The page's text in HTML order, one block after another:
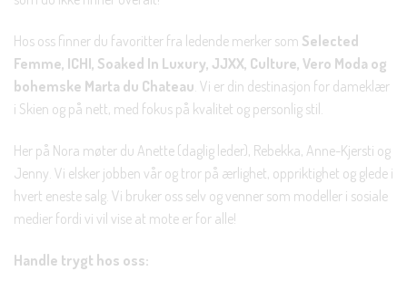
Hos oss finner du favoritter fra ledende merker som Selected
Femme, ICHI, Soaked In Luxury, JJXX, Culture, Vero Moda og
bohemske Marta du Chateau . Vi er din destinasjon for dameklær
i Skien og på nett, med fokus på kvalitet og personlig stil.
Her på Nora møter du Anette (daglig leder), Rebekka, Anne-Kjersti og
Jenny. Vi elsker jobben vår og tror på ærlighet, oppriktighet og glede i
hvert eneste salg. Vi bruker oss selv og venner som modeller i sosiale
medier fordi vi vil vise at mote er for alle!
Handle trygt hos oss: